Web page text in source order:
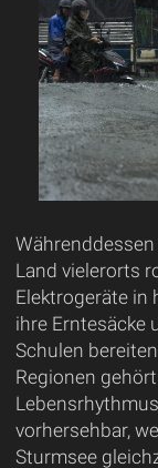
Land vielerorts
Elektrogeräte in
ihre Erntesäcke
Schulen
Regionen
vorhersehbar,
Sturmsee